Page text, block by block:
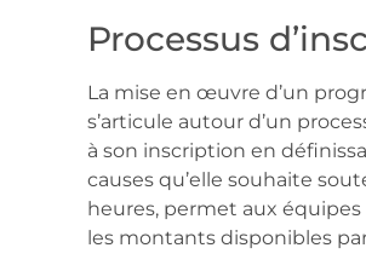
Processus
La mise en œuvre d’un
s’articule autour d’un
à son inscription en
causes qu’elle souhaite
heures, permet aux
les montants disponibles